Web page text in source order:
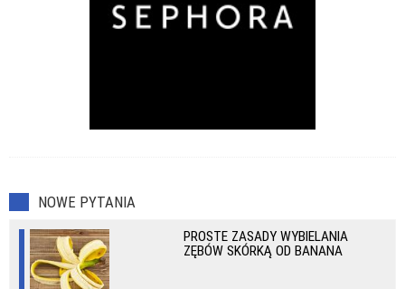
NOWE PYTANIA
PROSTE ZASADY WYBIELANIA
ZĘBÓW SKÓRKĄ OD BANANA